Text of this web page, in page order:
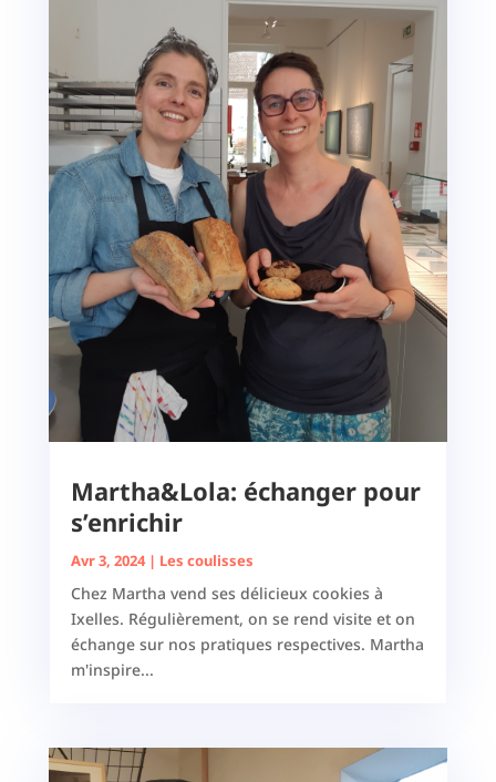
Martha&Lola: échanger pour
s’enrichir
Avr 3, 2024| Les coulisses
Chez Martha vend ses délicieux cookies à
Ixelles. Régulièrement, on se rend visite et on
échange sur nos pratiques respectives. Martha
m'inspire...